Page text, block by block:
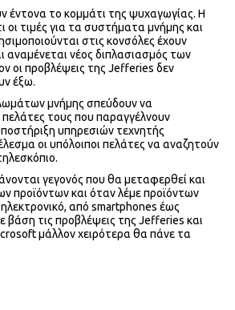
έντονα το κομμάτι της ψυχαγωγίας. Η
τιμές για τα συστήματα μνήμης και
στις κονσόλες έχουν
αναμένεται νέος διπλασιασμός των
οι προβλέψεις της Jefferies δεν
έξω.
μνήμης σπεύδουν να
τους που παραγγέλνουν
υπηρεσιών τεχνητής
οι υπόλοιποι πελάτες να αναζητούν
γεγονός που θα μεταφερθεί και
προϊόντων και όταν λέμε προϊόντων
από smartphones έως
βάση τις προβλέψεις της Jefferies και
μάλλον χειρότερα θα πάνε τα